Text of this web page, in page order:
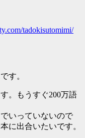
tadokisutomimi/
す。
。もうすぐ200万語
いっていないので
に出合いたいです。